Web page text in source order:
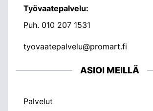
Työvaatepalvelu:
Puh. 010 207 1531
tyovaatepalvelu@promart.fi
ASIOI MEILLÄ
Palvelut